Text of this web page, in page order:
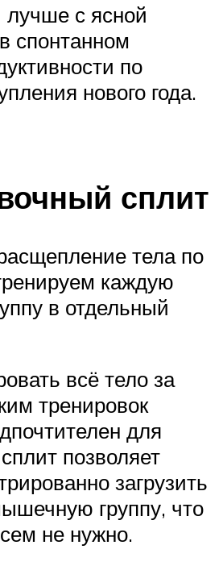
с ясной
спонтанном
по
нового года.
сплит
тела по
каждую
в отдельный
всё тело за
тренировок
для
позволяет
загрузить
группу, что
не нужно.